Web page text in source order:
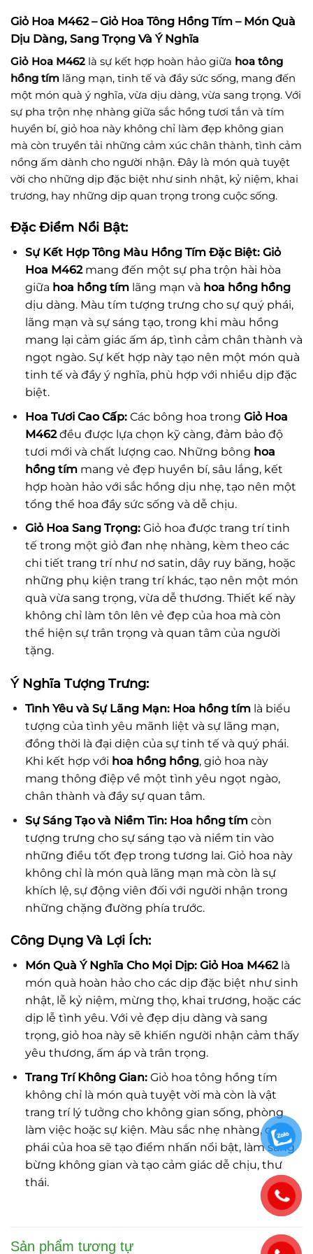
Giỏ Hoa M462 – Giỏ Hoa Tông Hồng Tím – Món Quà
Dịu Dàng, Sang Trọng Và Ý Nghĩa
Giỏ Hoa M462 là sự kết hợp hoàn hảo giữa hoa tông
hồng tím lãng mạn, tinh tế và đầy sức sống, mang đến
một món quà ý nghĩa, vừa dịu dàng, vừa sang trọng. Với
sự pha trộn nhẹ nhàng giữa sắc hồng tươi tắn và tím
huyền bí, giỏ hoa này không chỉ làm đẹp không gian
mà còn truyền tải những cảm xúc chân thành, tình cảm
nồng ấm dành cho người nhận. Đây là món quà tuyệt
vời cho những dịp đặc biệt như sinh nhật, kỷ niệm, khai
trương, hay những dịp quan trọng trong cuộc sống.
Đặc Điểm Nổi Bật:
Sự Kết Hợp Tông Màu Hồng Tím Đặc Biệt: Giỏ
Hoa M462mang đến một sự pha trộn hài hòa
giữa hoa hồng tímlãng mạn và hoa hồng hồng
dịu dàng. Màu tím tượng trưng cho sự quý phái,
lãng mạn và sự sáng tạo, trong khi màu hồng
mang lại cảm giác ấm áp, tình cảm chân thành và
ngọt ngào. Sự kết hợp này tạo nên một món quà
tinh tế và đầy ý nghĩa, phù hợp với nhiều dịp đặc
biệt.
Hoa Tươi Cao Cấp:Các bông hoa trong Giỏ Hoa
M462đều được lựa chọn kỹ càng, đảm bảo độ
tươi mới và chất lượng cao. Những bông hoa
hồng tímmang vẻ đẹp huyền bí, sâu lắng, kết
hợp hoàn hảo với sắc hồng dịu nhẹ, tạo nên một
tổng thể hoa đầy sức sống và dễ chịu.
Giỏ Hoa Sang Trọng:Giỏ hoa được trang trí tinh
tế trong một giỏ đan nhẹ nhàng, kèm theo các
chi tiết trang trí như nơ satin, dây ruy băng, hoặc
những phụ kiện trang trí khác, tạo nên một món
quà vừa sang trọng, vừa dễ thương. Thiết kế này
không chỉ làm tôn lên vẻ đẹp của hoa mà còn
thể hiện sự trân trọng và quan tâm của người
tặng.
Ý Nghĩa Tượng Trưng:
Tình Yêu và Sự Lãng Mạn: Hoa hồng tímlà biểu
tượng của tình yêu mãnh liệt và sự lãng mạn,
đồng thời là đại diện của sự tinh tế và quý phái.
Khi kết hợp với hoa hồng hồng, giỏ hoa này
mang thông điệp về một tình yêu ngọt ngào,
chân thành và đầy sự quan tâm.
Sự Sáng Tạo và Niềm Tin: Hoa hồng tímcòn
tượng trưng cho sự sáng tạo và niềm tin vào
những điều tốt đẹp trong tương lai. Giỏ hoa này
không chỉ là món quà lãng mạn mà còn là sự
khích lệ, sự động viên đối với người nhận trong
những chặng đường phía trước.
Công Dụng Và Lợi Ích:
Món Quà Ý Nghĩa Cho Mọi Dịp: Giỏ Hoa M462là
món quà hoàn hảo cho các dịp đặc biệt như sinh
nhật, lễ kỷ niệm, mừng thọ, khai trương, hoặc các
dịp lễ tình yêu. Với vẻ đẹp dịu dàng và sang
trọng, giỏ hoa này sẽ khiến người nhận cảm thấy
yêu thương, ấm áp và trân trọng.
Trang Trí Không Gian:Giỏ hoa tông hồng tím
không chỉ là món quà tuyệt vời mà còn là vật
trang trí lý tưởng cho không gian sống, phòng
làm việc hoặc sự kiện. Màu sắc nhẹ nhàng, quý
phái của hoa sẽ tạo điểm nhấn nổi bật, làm sáng
bừng không gian và tạo cảm giác dễ chịu, thư
thái.
Sản phẩm tương tự